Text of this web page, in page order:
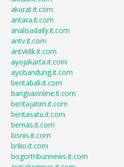
akurat.it.com
antara.it.com
analisadaily.it.com
antv.it.com
antvklik.it.com
ayojakarta.it.com
ayobandung.it.com
beritabali.it.com
bangsaonline.it.com
beritajatim.it.com
beritasatu.it.com
bernas.it.com
bisnis.it.com
brilio.it.com
bogortribunnews.it.com